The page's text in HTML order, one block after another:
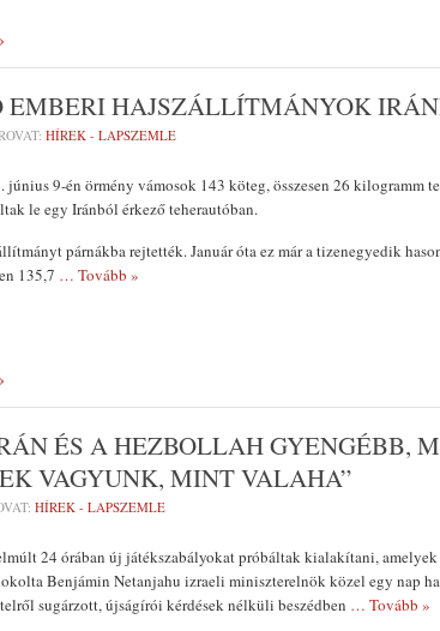
HAJSZÁLLÍTMÁNYOK
HÍREK - LAPSZEMLE
június 9-én örmény vámosok 143 köteg, összesen 26 kilogramm
le egy Iránból érkező teherautóban.
párnákba rejtették. Január óta ez már a tizenegyedik
135,7 … Tovább »
ÉS A HEZBOLLAH GYENGÉBB,
VAGYUNK, MINT VALAHA”
HÍREK - LAPSZEMLE
24 órában új játékszabályokat próbáltak kialakítani, amelyek
Benjámin Netanjahu izraeli miniszterelnök közel egy nap
sugárzott, újságírói kérdések nélküli beszédben … Tovább »